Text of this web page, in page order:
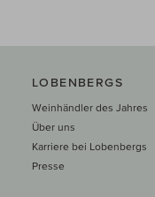
LOBENBERGS
Weinhändler des Jahres
Über uns
Karriere bei Lobenbergs
Presse